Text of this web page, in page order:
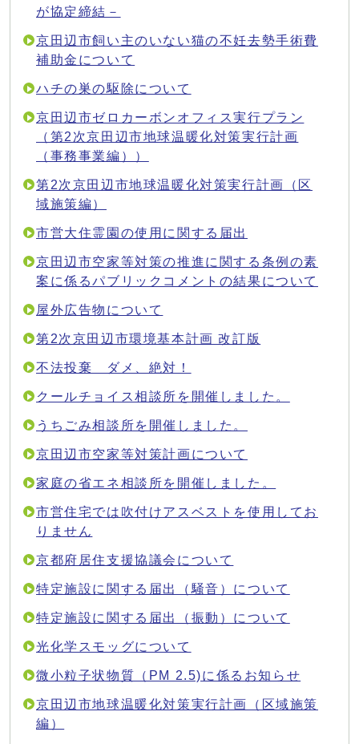
が協定締結－
京田辺市飼い主のいない猫の不妊去勢手術費
補助金について
ハチの巣の駆除について
京田辺市ゼロカーボンオフィス実行プラン
（第2次京田辺市地球温暖化対策実行計画
（事務事業編））
第2次京田辺市地球温暖化対策実行計画（区
域施策編）
市営大住霊園の使用に関する届出
京田辺市空家等対策の推進に関する条例の素
案に係るパブリックコメントの結果について
屋外広告物について
第2次京田辺市環境基本計画 改訂版
不法投棄 ダメ、絶対！
クールチョイス相談所を開催しました。
うちごみ相談所を開催しました。
京田辺市空家等対策計画について
家庭の省エネ相談所を開催しました。
市営住宅では吹付けアスベストを使用してお
りません
京都府居住支援協議会について
特定施設に関する届出（騒音）について
特定施設に関する届出（振動）について
光化学スモッグについて
微小粒子状物質（PM 2.5)に係るお知らせ
京田辺市地球温暖化対策実行計画（区域施策
編）